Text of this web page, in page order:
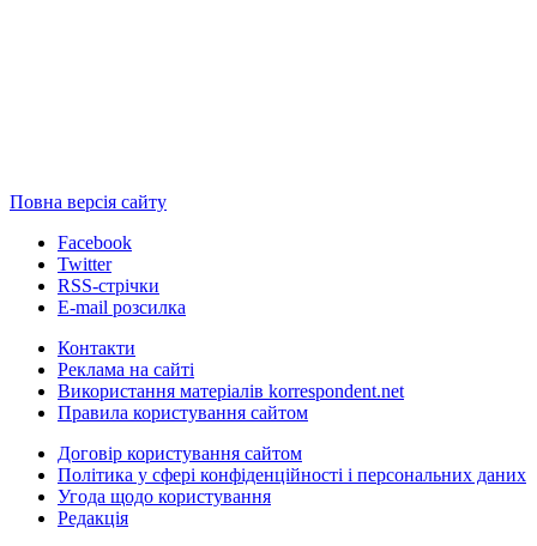
Повна версія сайту
Facebook
Twitter
RSS-стрічки
E-mail розсилка
Контакти
Реклама на сайті
Використання матеріалів korrespondent.net
Правила користування сайтом
Договір користування сайтом
Політика у сфері конфіденційності і персональних даних
Угода щодо користування
Редакція